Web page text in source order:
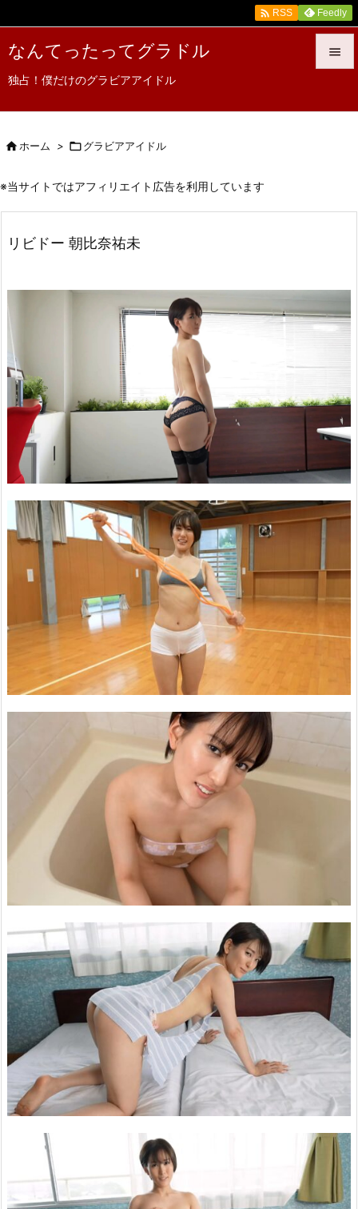
なんてったってグラドル
独占！僕だけのグラビアアイドル


 RSS Feedly
ホーム > グラビアアイドル
※当サイトではアフィリエイト広告を利用しています
リビドー 朝比奈祐未